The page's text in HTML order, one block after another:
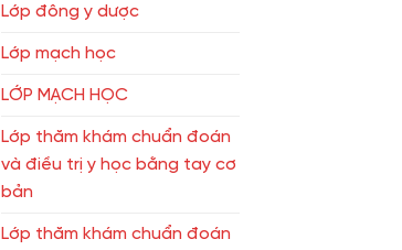
Lớp đông y dược
Lớp mạch học
LỚP MẠCH HỌC
Lớp thăm khám chuẩn đoán
và điều trị y học bằng tay cơ
bản
Lớp thăm khám chuẩn đoán